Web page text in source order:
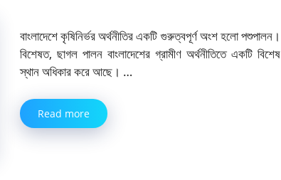
বাংলাদেশে কৃষিনির্ভর অর্থনীতির একটি গুরুত্বপূর্ণ অংশ হলো পশুপালন।
বিশেষত, ছাগল পালন বাংলাদেশের গ্রামীণ অর্থনীতিতে একটি বিশেষ
স্থান অধিকার করে আছে। …
Read more